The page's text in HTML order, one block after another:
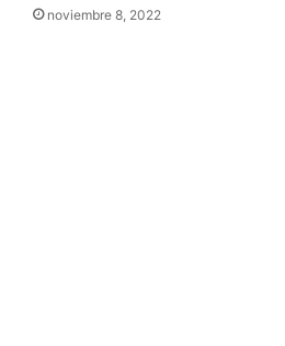
noviembre 8, 2022